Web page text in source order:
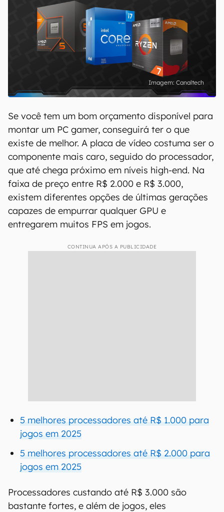
Canaltech
Se você tem um bom orçamento disponível para
montar um PC gamer, conseguirá ter o que
existe de melhor. A placa de vídeo costuma ser o
componente mais caro, seguido do processador,
que até chega próximo em níveis high-end. Na
faixa de preço entre R$ 2.000 e R$ 3.000,
existem diferentes opções de últimas gerações
capazes de empurrar qualquer GPU e
entregarem muitos FPS em jogos.
CONTINUA APÓS A PUBLICIDADE
5 melhores processadores até R$ 1.000 para
jogos em 2025
5 melhores processadores até R$ 2.000 para
jogos em 2025
Processadores custando até R$ 3.000 são
bastante fortes, e além de jogos, eles